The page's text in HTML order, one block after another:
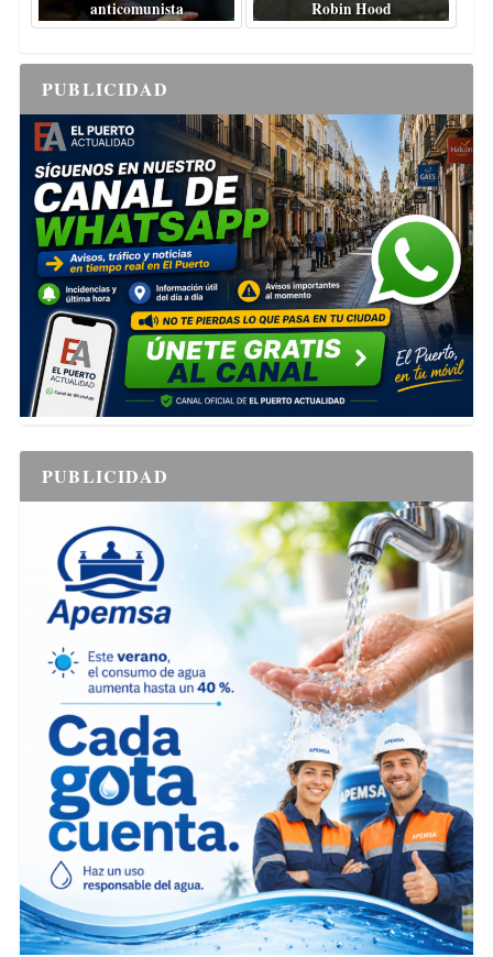
anticomunista
Robin Hood
PUBLICIDAD
PUBLICIDAD